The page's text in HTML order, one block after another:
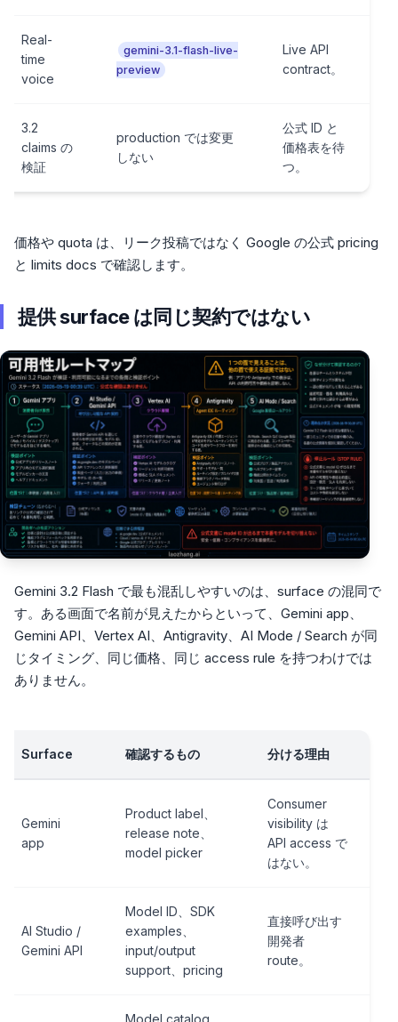
Real-
time
voice
gemini-3.1-flash-live-
preview
Live API
contract。
3.2
claims の
検証
production では変更
しない
公式 ID と
価格表を待
つ。
価格や quota は、リーク投稿ではなく Google の公式 pricing
と limits docs で確認します。
提供 surface は同じ契約ではない
Gemini 3.2 Flash で最も混乱しやすいのは、surface の混同で
す。ある画面で名前が見えたからといって、Gemini app、
Gemini API、Vertex AI、Antigravity、AI Mode / Search が同
じタイミング、同じ価格、同じ access rule を持つわけでは
ありません。
Surface 確認するもの 分ける理由
Gemini
app
Product label、
release note、
model picker
Consumer
visibility は
API access で
はない。
AI Studio /
Gemini API
Model ID、SDK
examples、
input/output
support、pricing
直接呼び出す
開発者
route。